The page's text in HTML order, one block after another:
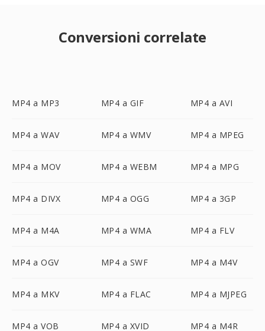
Conversioni correlate
MP4 a MP3 MP4 a GIF MP4 a AVI
MP4 a WAV MP4 a WMV MP4 a MPEG
MP4 a MOV MP4 a WEBM MP4 a MPG
MP4 a DIVX MP4 a OGG MP4 a 3GP
MP4 a M4A MP4 a WMA MP4 a FLV
MP4 a OGV MP4 a SWF MP4 a M4V
MP4 a MKV MP4 a FLAC MP4 a MJPEG
MP4 a VOB MP4 a XVID MP4 a M4R